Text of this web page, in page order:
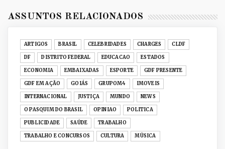
BRASÍLIA COM CULTURA, DIPLOM...
UNCATEGORIZED
Senac-DF leva oficinas gastronômicas à 33ª
Expochê com recei...
Junho 15, 2026
ACERVO DIGITAL
Acervo histórico de O Pasquim ganha novas
edições digitais e...
Junho 14, 2026
GRUPOM4
ASSUNTOS RELACIONADOS
ARTIGOS BRASIL CELEBRIDADES CHARGES CLDF
DF DISTRITO FEDERAL EDUCACAO ESTADOS
ECONOMIA EMBAIXADAS ESPORTE GDF PRESENTE
GDF EM AÇÃO GOIÁS GRUPOM4 IMOVEIS
INTERNACIONAL JUSTIÇA MUNDO NEWS
O PASQUIM DO BRASIL OPINIAO POLITICA
PUBLICIDADE SAÚDE TRABALHO
TRABALHO E CONCURSOS CULTURA MÚSICA